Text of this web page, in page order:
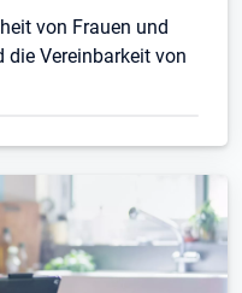
von Frauen und
Vereinbarkeit von